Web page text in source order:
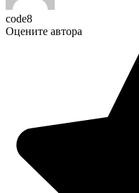
code8
Оцените автора